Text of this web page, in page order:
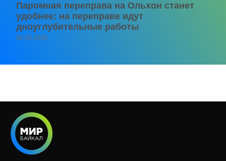
Паромная переправа на Ольхон станет
удобнее: на переправе идут
дноуглубительные работы
06.08.2026